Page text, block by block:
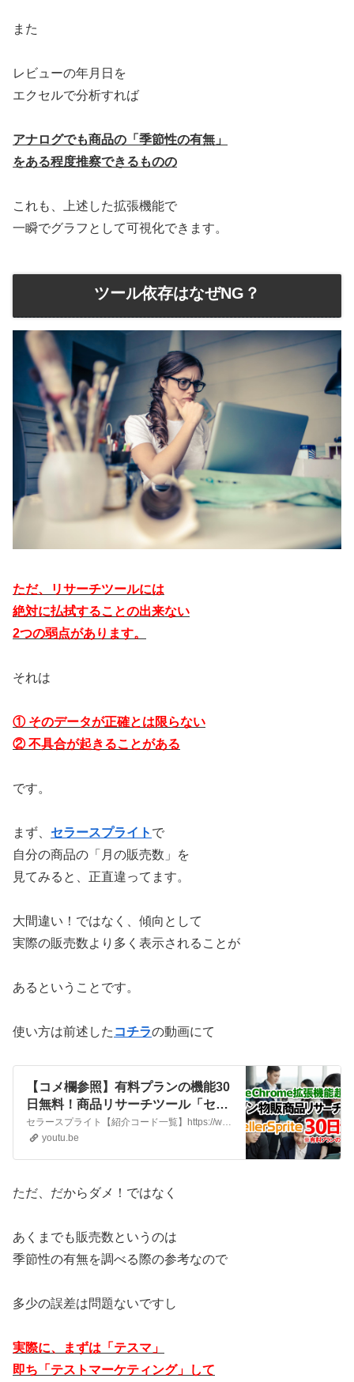
また
レビューの年月日を
エクセルで分析すれば
アナログでも商品の「季節性の有無」
をある程度推察できるものの
これも、上述した拡張機能で
一瞬でグラフとして可視化できます。
ツール依存はなぜNG？
ただ、リサーチツールには
絶対に払拭することの出来ない
2つの弱点があります。
それは
① そのデータが正確とは限らない
② 不具合が起きることがある
です。
まず、 セラースプライト で
自分の商品の「月の販売数」を
見てみると、正直違ってます。
大間違い！ではなく、傾向として
実際の販売数より多く表示されることが
あるということです。
使い方は前述した コチラの動画にて
【コメ欄参照】有料プランの機能30
日無料！商品リサーチツール「セラ
ースプライト」Google拡張機能が
便利過ぎる件【中国→米国アマゾン
物販】
セラースプライト【紹介コード一覧】https://www.sellersprite.com/OT934430%オフ専用コード：JPHZ70ライバル商品リサーチ：21H3VV商品リサーチ：PWG1RS市場リサーチ：GR3KDUキーワードリサーチ：ML0BZFABAデータ商品セレクト：N3CCE6広告インサイト：YX…
youtu.be
ただ、だからダメ！ではなく
あくまでも販売数というのは
季節性の有無を調べる際の参考なので
多少の誤差は問題ないですし
実際に、まずは「テスマ」
即ち「テストマーケティング」して